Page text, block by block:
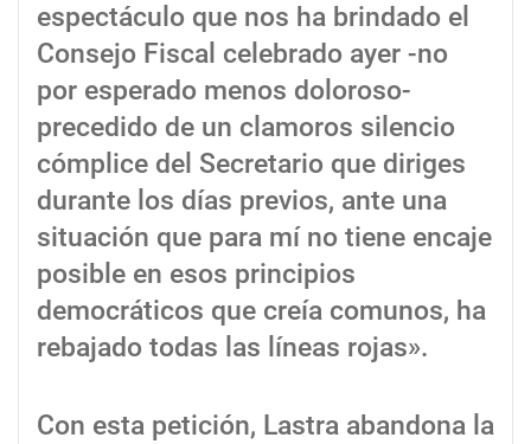
espectáculo que nos ha brindado el
Consejo Fiscal celebrado ayer -no
por esperado menos doloroso-
precedido de un clamoros silencio
cómplice del Secretario que diriges
durante los días previos, ante una
situación que para mí no tiene encaje
posible en esos principios
democráticos que creía comunos, ha
rebajado todas las líneas rojas».
Con esta petición, Lastra abandona la